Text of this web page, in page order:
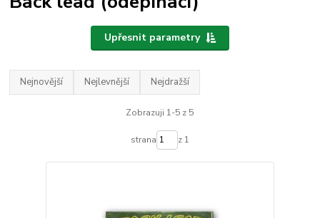
Upřesnit parametry
Nejnovější Nejlevnější Nejdražší
Zobrazuji 1-5 z 5
strana z 1